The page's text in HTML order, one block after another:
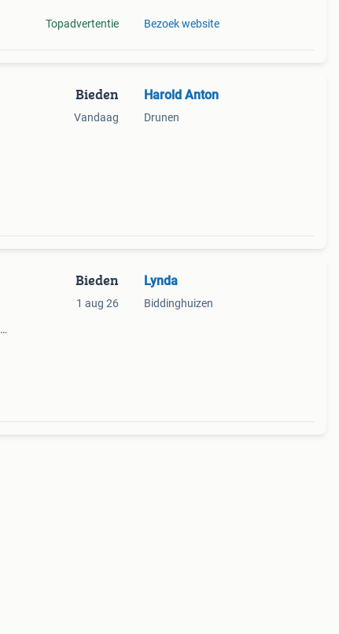
Topadvertentie Bezoek website
Bieden
Vandaag
Harold Anton
Drunen
Bieden
1 aug 26
Lynda
Biddinghuizen